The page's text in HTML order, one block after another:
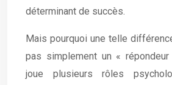
déterminant de succès.
Mais pourquoi une telle
pas simplement un «
joue plusieurs rôles